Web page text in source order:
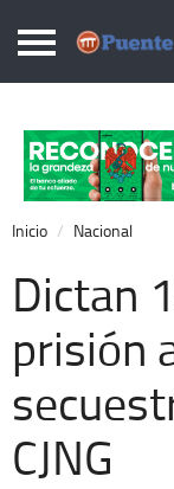
Puentelibre.mx
Local
Nacional
Opinión
Cronos
Economía
Espectáculos
Extra +
Inicio Nacional
Dictan
prisión
CJNG